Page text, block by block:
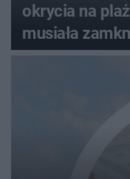
okrycia na
musiała